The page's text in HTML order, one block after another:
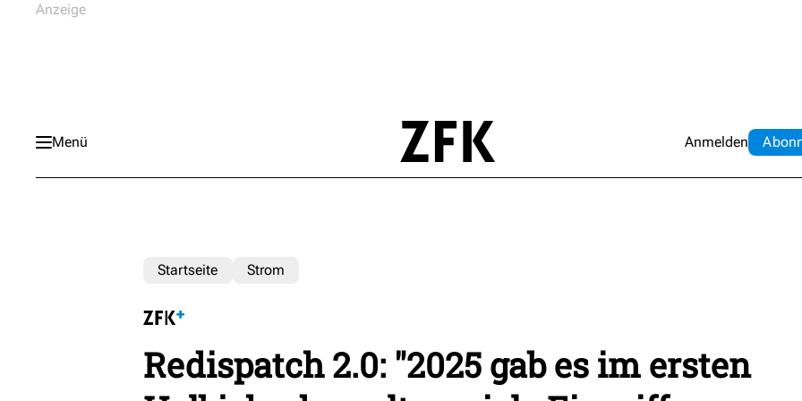
Menü Anmelden Abo
Startseite Strom
Redispatch 2.0: "2025 gab es im ersten